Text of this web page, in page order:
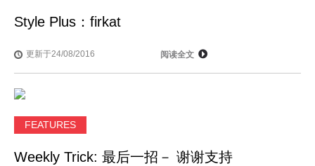
Style Plus：firkat
更新于24/08/2016 阅读全文
FEATURES
Weekly Trick: 最后一招－ 谢谢支持